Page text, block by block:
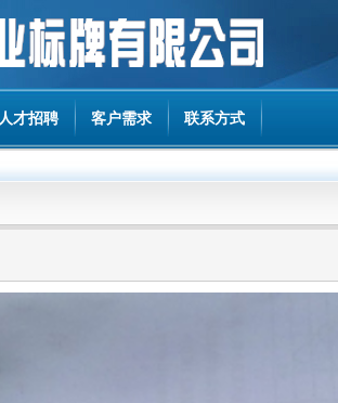
人才招聘 客户需求 联系方式